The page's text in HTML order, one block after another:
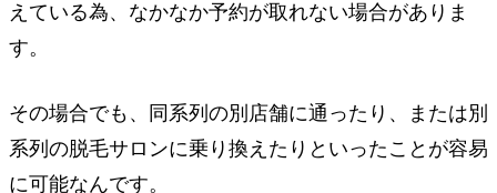
えている為、なかなか予約が取れない場合がありま
す。
その場合でも、同系列の別店舗に通ったり、または別
系列の脱毛サロンに乗り換えたりといったことが容易
に可能なんです。